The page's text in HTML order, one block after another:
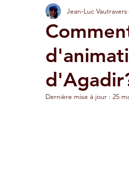
Nature
Alimentation Evénements
Tiznit
Jean-Luc Vautravers
Dernière mise à jour : 25